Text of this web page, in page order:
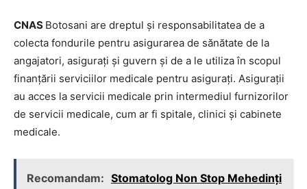
CNAS Botosani are dreptul și responsabilitatea de a
colecta fondurile pentru asigurarea de sănătate de la
angajatori, asigurați și guvern și de a le utiliza în scopul
finanțării serviciilor medicale pentru asigurați. Asigurații
au acces la servicii medicale prin intermediul furnizorilor
de servicii medicale, cum ar fi spitale, clinici și cabinete
medicale.
Recomandam: Stomatolog Non Stop Mehedinți